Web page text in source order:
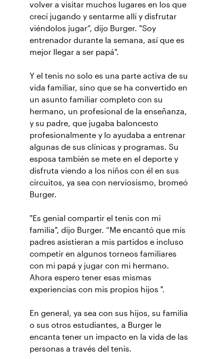
volver a visitar muchos lugares en los que
crecí jugando y sentarme allí y disfrutar
viéndolos jugar”, dijo Burger. "Soy
entrenador durante la semana, así que es
mejor llegar a ser papá".
Y el tenis no solo es una parte activa de su
vida familiar, sino que se ha convertido en
un asunto familiar completo con su
hermano, un profesional de la enseñanza,
y su padre, que jugaba baloncesto
profesionalmente y lo ayudaba a entrenar
algunas de sus clínicas y programas. Su
esposa también se mete en el deporte y
disfruta viendo a los niños con él en sus
circuitos, ya sea con nerviosismo, bromeó
Burger.
"Es genial compartir el tenis con mi
familia", dijo Burger. “Me encantó que mis
padres asistieran a mis partidos e incluso
competir en algunos torneos familiares
con mi papá y jugar con mi hermano.
Ahora espero tener esas mismas
experiencias con mis propios hijos ".
En general, ya sea con sus hijos, su familia
o sus otros estudiantes, a Burger le
encanta tener un impacto en la vida de las
personas a través del tenis.